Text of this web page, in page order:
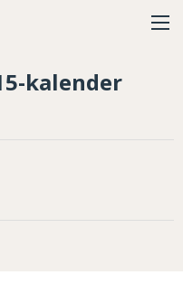
kalender